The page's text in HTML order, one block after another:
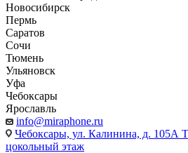
Новосибирск
Пермь
Саратов
Сочи
Тюмень
Ульяновск
Уфа
Чебоксары
Ярославль
info@miraphone.ru
Чебоксары, ул. Калинина, д.
цокольный этаж